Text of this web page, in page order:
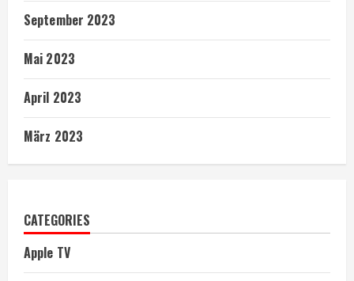
September 2023
Mai 2023
April 2023
März 2023
CATEGORIES
Apple TV